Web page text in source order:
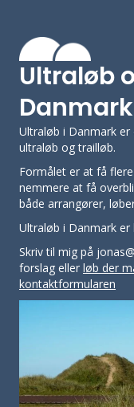
Ultraløb
Ultraløb i Danmark
ultraløb og trailløb.
Formålet er at få
nemmere at få
både arrangører,
Ultraløb i Danmark
Skriv til mig på
forslag eller løb der
kontaktformularen